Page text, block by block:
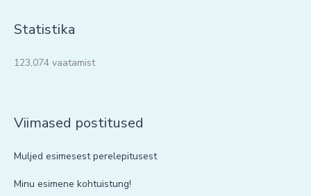
Statistika
123,074 vaatamist
Viimased postitused
Muljed esimesest perelepitusest
Minu esimene kohtuistung!